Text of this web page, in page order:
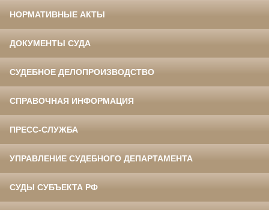
НОРМАТИВНЫЕ АКТЫ
ДОКУМЕНТЫ СУДА
СУДЕБНОЕ ДЕЛОПРОИЗВОДСТВО
СПРАВОЧНАЯ ИНФОРМАЦИЯ
ПРЕСС-СЛУЖБА
УПРАВЛЕНИЕ СУДЕБНОГО ДЕПАРТАМЕНТА
СУДЫ СУБЪЕКТА РФ